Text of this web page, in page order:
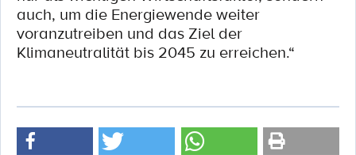
auch, um die Energiewende weiter
voranzutreiben und das Ziel der
Klimaneutralität bis 2045 zu erreichen.“